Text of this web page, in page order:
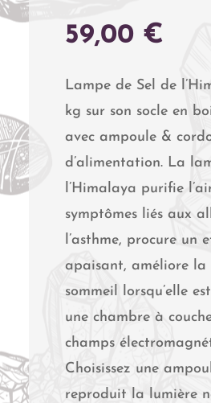
59,00 €
Lampe de Sel de
kg sur son socle en
avec ampoule &
d’alimentation. La
l’Himalaya purifie
symptômes liés aux
l’asthme, procure un
apaisant, améliore
sommeil lorsqu’elle
une chambre à
champs
Choisissez une
reproduit la lumière